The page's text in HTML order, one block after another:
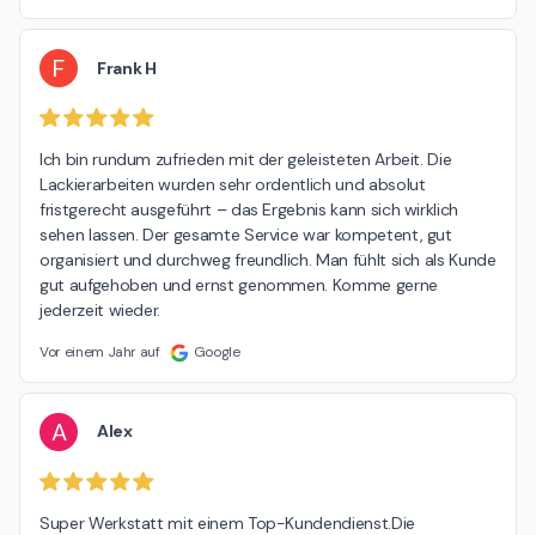
F Frank H
Ich bin rundum zufrieden mit der geleisteten Arbeit. Die
Lackierarbeiten wurden sehr ordentlich und absolut
fristgerecht ausgeführt – das Ergebnis kann sich wirklich
sehen lassen. Der gesamte Service war kompetent, gut
organisiert und durchweg freundlich. Man fühlt sich als Kunde
gut aufgehoben und ernst genommen. Komme gerne
jederzeit wieder.
Vor einem Jahr auf Google
A Alex
Super Werkstatt mit einem Top-Kundendienst.Die